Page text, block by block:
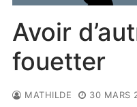
Avoir
fouetter
MATHILDE 30 MARS